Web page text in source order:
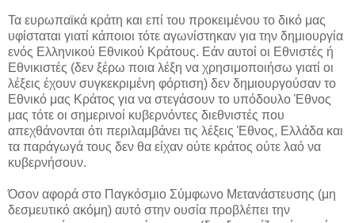
Τα ευρωπαϊκά κράτη και επί του προκειμένου το δικό μας
υφίσταται γιατί κάποιοι τότε αγωνίστηκαν για την δημιουργία
ενός Ελληνικού Εθνικού Κράτους. Εάν αυτοί οι Εθνιστές ή
Εθνικιστές (δεν ξέρω ποια λέξη να χρησιμοποιήσω γιατί οι
λέξεις έχουν συγκεκριμένη φόρτιση) δεν δημιουργούσαν το
Εθνικό μας Κράτος για να στεγάσουν το υπόδουλο Έθνος
μας τότε οι σημερινοί κυβερνόντες διεθνιστές που
απεχθάνονται ότι περιλαμβάνει τις λέξεις Έθνος, Ελλάδα και
τα παράγωγά τους δεν θα είχαν ούτε κράτος ούτε λαό να
κυβερνήσουν.
Όσον αφορά στο Παγκόσμιο Σύμφωνο Μετανάστευσης (μη
δεσμευτικό ακόμη) αυτό στην ουσία προβλέπει την